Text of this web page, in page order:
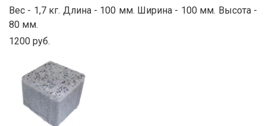
Вес - 1,7 кг. Длина - 100 мм. Ширина - 100 мм. Высота -
80 мм.
1200 руб.